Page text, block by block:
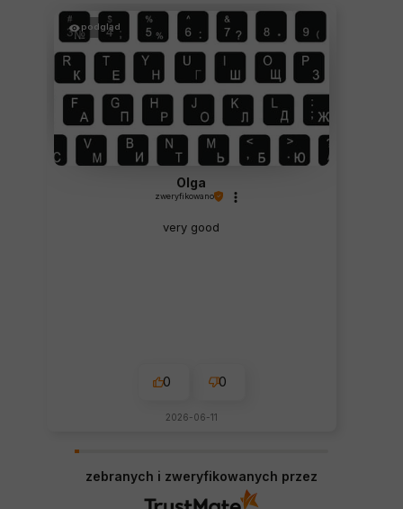
podgląd
Olga
zweryfikowano
very good
0 0
2026-06-11
zebranych i zweryfikowanych przez